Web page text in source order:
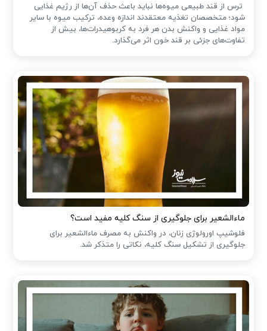
ترس از قند طبیعی میوه‌ها نباید باعث حذف آن‌ها از رژیم غذایی
شود؛ متخصصان تغذیه معتقدند اندازه وعده، ترکیب میوه با سایر
مواد غذایی و واکنش بدن هر فرد به کربوهیدرات‌ها، بیش از
تفاوت‌های جزئی بر قند خون اثر می‌گذارد.
ماءالشعیر برای جلوگیری از سنگ کلیه مفید است؟
فلوشیپ اورولوژی زنان، در واکنش به مصرف ماءالشعیر برای
جلوگیری از تشکیل سنگ کلیه، نکاتی را متذکر شد.